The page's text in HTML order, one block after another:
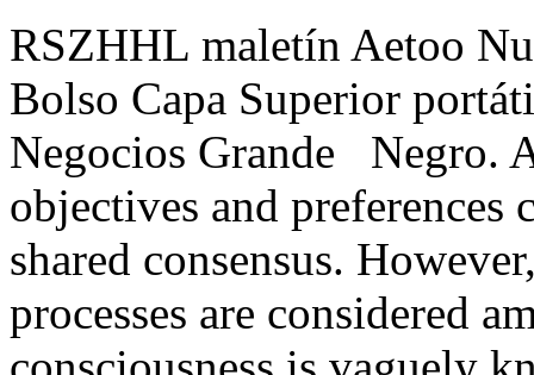
RSZHHL maletín Aetoo
Bolso Capa Superior
Negocios Grande Negro.
objectives and preferences
shared consensus.
processes are considered